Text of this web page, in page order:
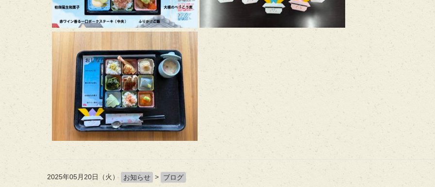
2025年05月20日（火） お知らせ > ブログ